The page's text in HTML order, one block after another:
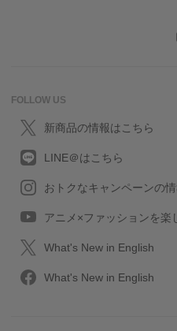
FOLLOW US
新商品の情報はこちら
LINE＠はこちら
おトクなキャンペーンの
アニメ×ファッションを楽
What's New in English
What's New in English